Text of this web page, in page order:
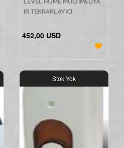
IR TEKRARLAYICI
452,00 USD
Stok Yok